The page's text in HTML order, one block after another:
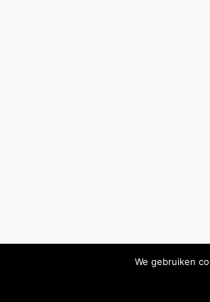
We gebruiken